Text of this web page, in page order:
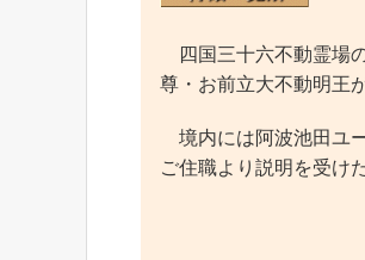
四国三十六不動霊場
尊・お前立大不動明王
境内には阿波池田ユ
ご住職より説明を受け